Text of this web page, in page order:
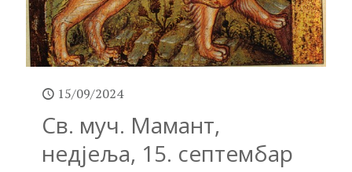
15/09/2024
Св. муч. Мамант,
недјеља, 15. септембар